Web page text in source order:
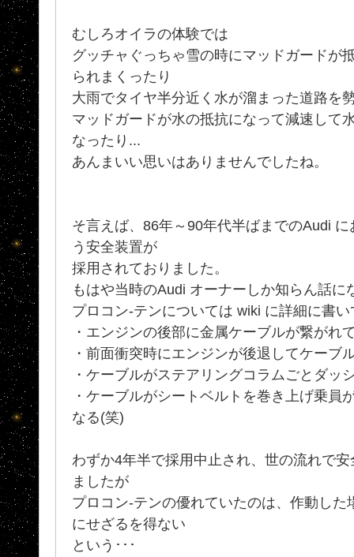
むしろオイラの体験では
グッチャぐっちゃ雪の時にマッドガードが
られまくったり
大雨でタイヤ半分近く水が溜まった道路を
マッドガードが水の抵抗になって減速して
なったり...
あんまいい思いはありませんでしたね。
そ言えば、86年～90年代半ばまでのAudi
う安全装置が
採用されておりました。
もはや当時のAudi オーナーしか知らん話に
プロコン-テンについては wiki に詳細に書
・エンジンの後部に金属ケーブルが繋がれ
・前面衝突時にエンジンが後退してケーブ
・ケーブルがステアリングコラムごとダッ
・ケーブルがシートベルトを巻き上げ乗員
なる(笑)
わずか4年半で採用中止され、世の流れで
ましたが
プロコン-テンの優れていたのは、作動し
にせざるを得ない
という･･･